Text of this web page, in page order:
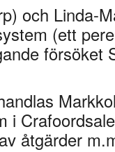
och Linda-
(ett
i
åtgärder